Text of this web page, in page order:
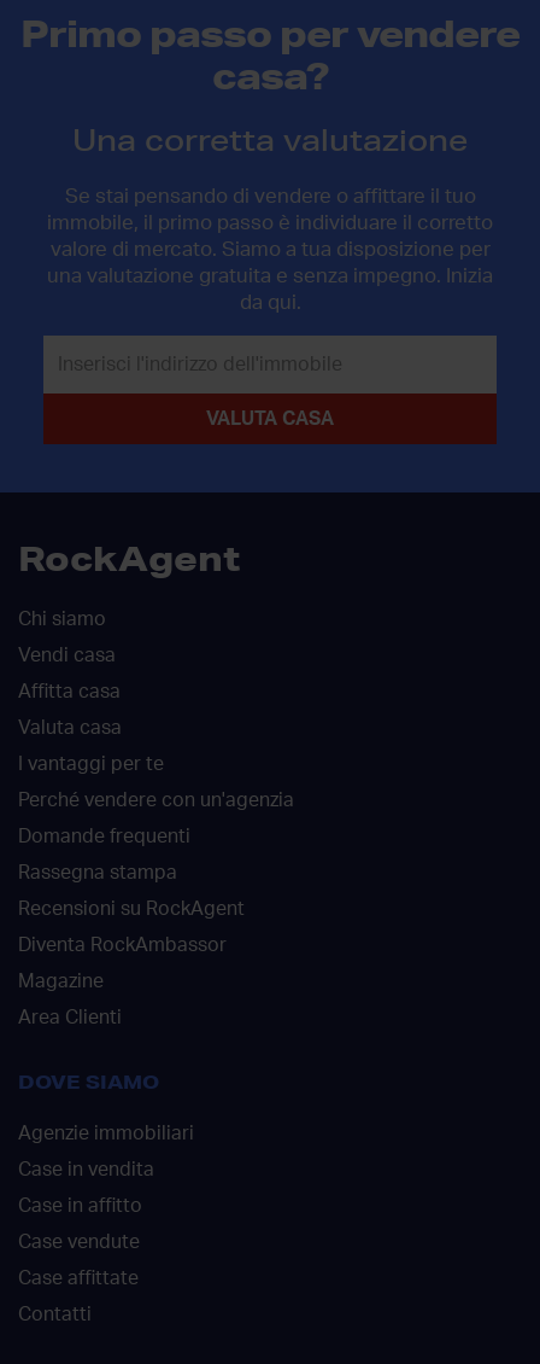
Primo passo per vendere
casa?
Una corretta valutazione
Se stai pensando di vendere o affittare il tuo
immobile, il primo passo è individuare il corretto
valore di mercato. Siamo a tua disposizione per
una valutazione gratuita e senza impegno. Inizia
da qui.
RockAgent
Chi siamo
Vendi casa
Affitta casa
Valuta casa
I vantaggi per te
Perché vendere con un'agenzia
Domande frequenti
Rassegna stampa
Recensioni su RockAgent
Diventa RockAmbassor
Magazine
Area Clienti
DOVE SIAMO
Agenzie immobiliari
Case in vendita
Case in affitto
Case vendute
Case affittate
Contatti